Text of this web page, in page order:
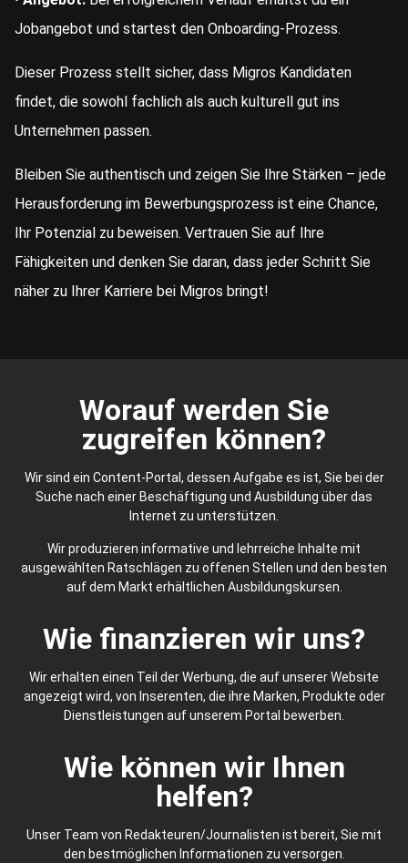
Jobangebot und startest den Onboarding-Prozess.
Dieser Prozess stellt sicher, dass Migros Kandidaten
findet, die sowohl fachlich als auch kulturell gut ins
Unternehmen passen.
Bleiben Sie authentisch und zeigen Sie Ihre Stärken – jede
Herausforderung im Bewerbungsprozess ist eine Chance,
Ihr Potenzial zu beweisen. Vertrauen Sie auf Ihre
Fähigkeiten und denken Sie daran, dass jeder Schritt Sie
näher zu Ihrer Karriere bei Migros bringt!
Worauf werden Sie
zugreifen können?
Wir sind ein Content-Portal, dessen Aufgabe es ist, Sie bei der
Suche nach einer Beschäftigung und Ausbildung über das
Internet zu unterstützen.
Wir produzieren informative und lehrreiche Inhalte mit
ausgewählten Ratschlägen zu offenen Stellen und den besten
auf dem Markt erhältlichen Ausbildungskursen.
Wie finanzieren wir uns?
Wir erhalten einen Teil der Werbung, die auf unserer Website
angezeigt wird, von Inserenten, die ihre Marken, Produkte oder
Dienstleistungen auf unserem Portal bewerben.
Wie können wir Ihnen
helfen?
Unser Team von Redakteuren/Journalisten ist bereit, Sie mit
den bestmöglichen Informationen zu versorgen.